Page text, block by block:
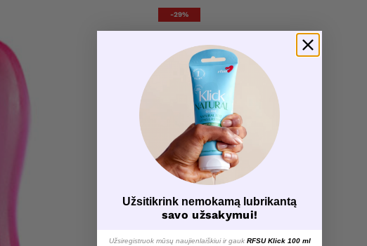
-29%
Užsitikrink nemokamą lubrikantą
savo užsakymui!
Užsiregistruok mūsų naujienlaiškiui ir gauk RFSU Klick 100 ml